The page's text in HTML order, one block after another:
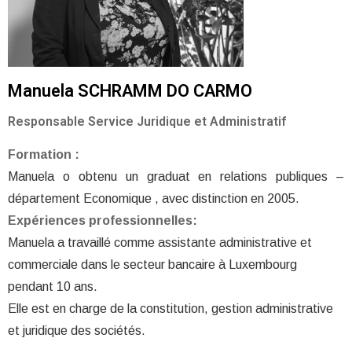
Manuela SCHRAMM DO CARMO
Responsable Service Juridique et Administratif
Formation :
Manuela o obtenu un graduat en relations publiques –
département Economique , avec distinction en 2005.
Expériences professionnelles:
Manuela a travaillé comme assistante administrative et
commerciale dans le secteur bancaire à Luxembourg
pendant 10 ans.
Elle est en charge de la constitution, gestion administrative
et juridique des sociétés.